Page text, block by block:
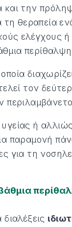
την
τη θεραπεία
τον
ή
παραμονή
για τη